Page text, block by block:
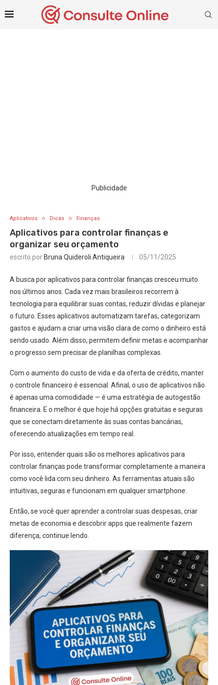
Publicidade
Aplicativos Dicas Finanças
Aplicativos para controlar finanças e
organizar seu orçamento
escrito por Bruna Quideroli Antiqueira 05/11/2025
A busca por aplicativos para controlar finanças cresceu muito
nos últimos anos. Cada vez mais brasileiros recorrem à
tecnologia para equilibrar suas contas, reduzir dívidas e planejar
o futuro. Esses aplicativos automatizam tarefas, categorizam
gastos e ajudam a criar uma visão clara de como o dinheiro está
sendo usado. Além disso, permitem definir metas e acompanhar
o progresso sem precisar de planilhas complexas.
Com o aumento do custo de vida e da oferta de crédito, manter
o controle financeiro é essencial. Afinal, o uso de aplicativos não
é apenas uma comodidade — é uma estratégia de autogestão
financeira. E o melhor é que hoje há opções gratuitas e seguras
que se conectam diretamente às suas contas bancárias,
oferecendo atualizações em tempo real.
Por isso, entender quais são os melhores aplicativos para
controlar finanças pode transformar completamente a maneira
como você lida com seu dinheiro. As ferramentas atuais são
intuitivas, seguras e funcionam em qualquer smartphone.
Então, se você quer aprender a controlar suas despesas, criar
metas de economia e descobrir apps que realmente fazem
diferença, continue lendo.